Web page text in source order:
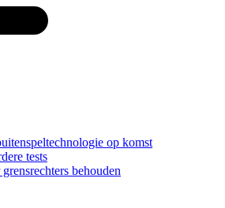
op komst
tests
behouden